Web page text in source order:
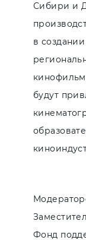
Сибири и
в
будут
Фонд